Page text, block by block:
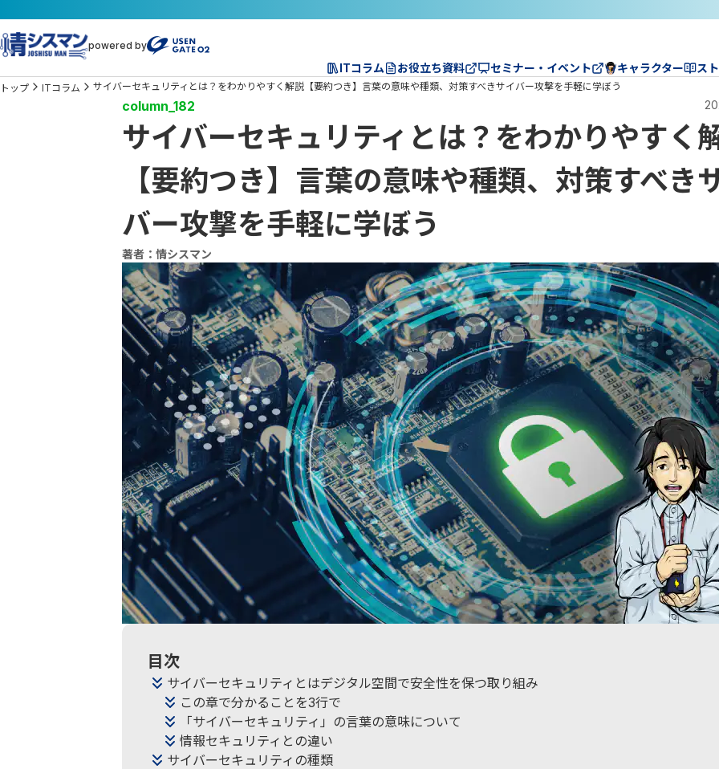
powered by
ITコラム お役立ち資料 セミナー・イベント キャラクター ス
トップ ITコラム サイバーセキュリティとは？をわかりやすく解説【要約つき】言葉の意味や種類、対策すべきサイバー攻撃を手軽に学ぼう
column_182
サイバーセキュリティとは？をわかりやすく
【要約つき】言葉の意味や種類、対策すべき
バー攻撃を手軽に学ぼう
著者：情シスマン
目次
サイバーセキュリティとはデジタル空間で安全性を保つ取り組み
この章で分かることを3行で
「サイバーセキュリティ」の言葉の意味について
情報セキュリティとの違い
サイバーセキュリティの種類